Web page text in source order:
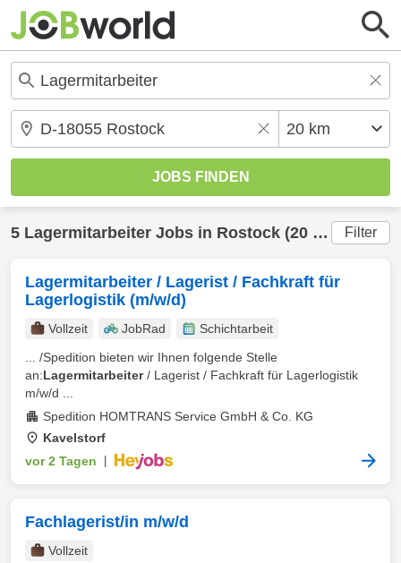
5 Lagermitarbeiter Jobs in Rostock (20 km) gefunden Filter
Lagermitarbeiter / Lagerist / Fachkraft für
Lagerlogistik (m/w/d)
Vollzeit JobRad
Schichtarbeit
... /Spedition bieten wir Ihnen folgende Stelle
an:Lagermitarbeiter/ Lagerist / Fachkraft für Lagerlogistik
m/w/d ...
Spedition HOMTRANS Service GmbH & Co. KG
Kavelstorf
vor 2 Tagen
Fachlagerist/in m/w/d
Vollzeit